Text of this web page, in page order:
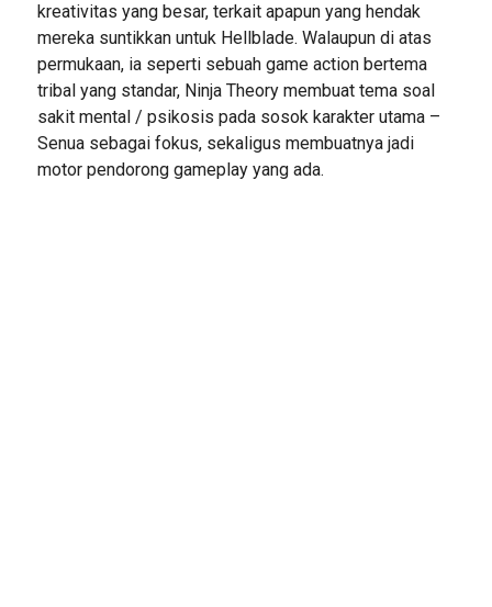
kreativitas yang besar, terkait apapun yang hendak
mereka suntikkan untuk Hellblade. Walaupun di atas
permukaan, ia seperti sebuah game action bertema
tribal yang standar, Ninja Theory membuat tema soal
sakit mental / psikosis pada sosok karakter utama –
Senua sebagai fokus, sekaligus membuatnya jadi
motor pendorong gameplay yang ada.